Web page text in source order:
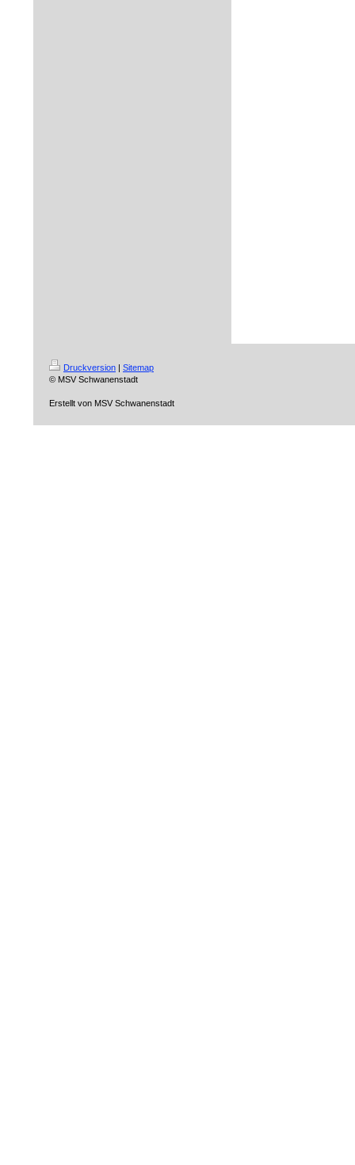
Druckversion | Sitemap
© MSV Schwanenstadt
Erstellt von MSV Schwanenstadt